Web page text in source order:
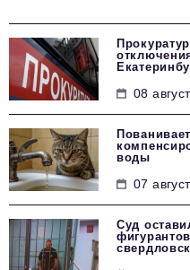
08
воды
07
Суд